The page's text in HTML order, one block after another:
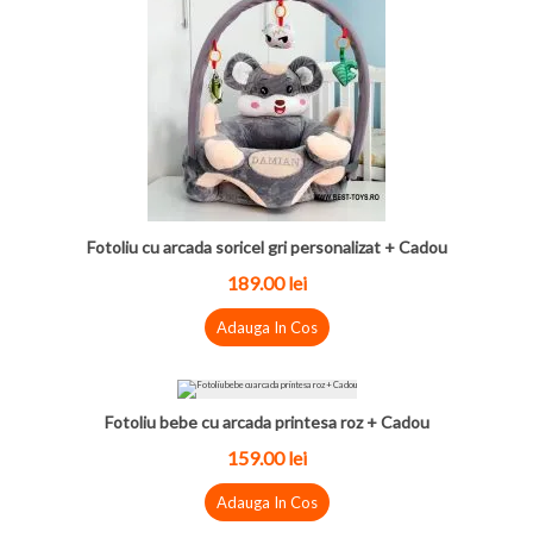
Fotoliu cu arcada soricel gri personalizat + Cadou
189.00lei
Adauga In Cos
Fotoliu bebe cu arcada printesa roz + Cadou
159.00lei
Adauga In Cos